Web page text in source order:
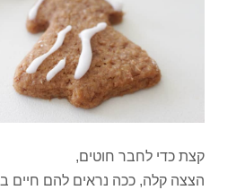
קצת כדי לחבר חוטים,
הצצה קלה, ככה נראים להם חיים